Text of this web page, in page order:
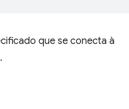
que se conecta à